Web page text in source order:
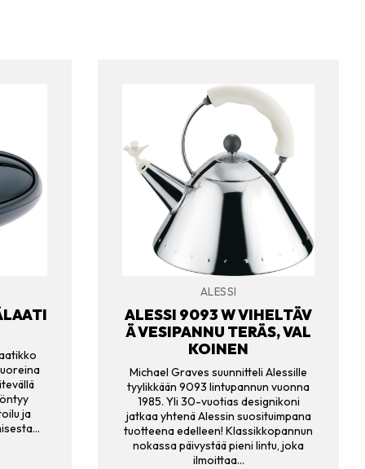
ja
ALESSI
ALESSI 9093 W VIHELTÄV
Ä VESIPANNU TERÄS, VAL
KOINEN
Michael Graves suunnitteli Alessille
tyylikkään 9093 lintupannun vuonna
1985. Yli 30-vuotias designikoni
jatkaa yhtenä Alessin suosituimpana
tuotteena edelleen! Klassikkopannun
nokassa päivystää pieni lintu, joka
ilmoittaa…